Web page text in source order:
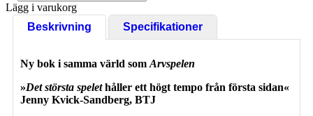
Lägg i varukorg
Beskrivning
Specifikationer
Ny bok i samma värld som Arvspelen
»Det största spelethåller ett högt tempo från första sidan«
Jenny Kvick-Sandberg, BTJ